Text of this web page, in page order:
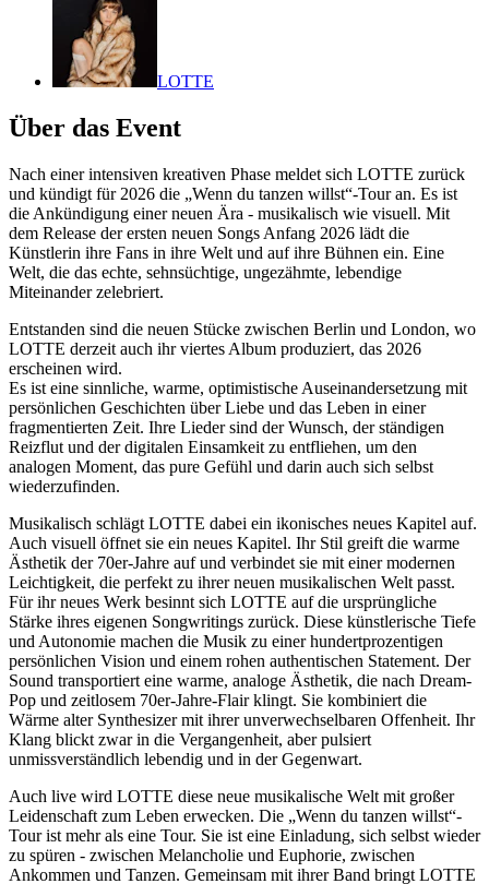
LOTTE
Über das Event
Nach einer intensiven kreativen Phase meldet sich LOTTE zurück
und kündigt für 2026 die „Wenn du tanzen willst“-Tour an. Es ist
die Ankündigung einer neuen Ära - musikalisch wie visuell. Mit
dem Release der ersten neuen Songs Anfang 2026 lädt die
Künstlerin ihre Fans in ihre Welt und auf ihre Bühnen ein. Eine
Welt, die das echte, sehnsüchtige, ungezähmte, lebendige
Miteinander zelebriert.
Entstanden sind die neuen Stücke zwischen Berlin und London, wo
LOTTE derzeit auch ihr viertes Album produziert, das 2026
erscheinen wird.
Es ist eine sinnliche, warme, optimistische Auseinandersetzung mit
persönlichen Geschichten über Liebe und das Leben in einer
fragmentierten Zeit. Ihre Lieder sind der Wunsch, der ständigen
Reizflut und der digitalen Einsamkeit zu entfliehen, um den
analogen Moment, das pure Gefühl und darin auch sich selbst
wiederzufinden.
Musikalisch schlägt LOTTE dabei ein ikonisches neues Kapitel auf.
Auch visuell öffnet sie ein neues Kapitel. Ihr Stil greift die warme
Ästhetik der 70er-Jahre auf und verbindet sie mit einer modernen
Leichtigkeit, die perfekt zu ihrer neuen musikalischen Welt passt.
Für ihr neues Werk besinnt sich LOTTE auf die ursprüngliche
Stärke ihres eigenen Songwritings zurück. Diese künstlerische Tiefe
und Autonomie machen die Musik zu einer hundertprozentigen
persönlichen Vision und einem rohen authentischen Statement. Der
Sound transportiert eine warme, analoge Ästhetik, die nach Dream-
Pop und zeitlosem 70er-Jahre-Flair klingt. Sie kombiniert die
Wärme alter Synthesizer mit ihrer unverwechselbaren Offenheit. Ihr
Klang blickt zwar in die Vergangenheit, aber pulsiert
unmissverständlich lebendig und in der Gegenwart.
Auch live wird LOTTE diese neue musikalische Welt mit großer
Leidenschaft zum Leben erwecken. Die „Wenn du tanzen willst“-
Tour ist mehr als eine Tour. Sie ist eine Einladung, sich selbst wieder
zu spüren - zwischen Melancholie und Euphorie, zwischen
Ankommen und Tanzen. Gemeinsam mit ihrer Band bringt LOTTE